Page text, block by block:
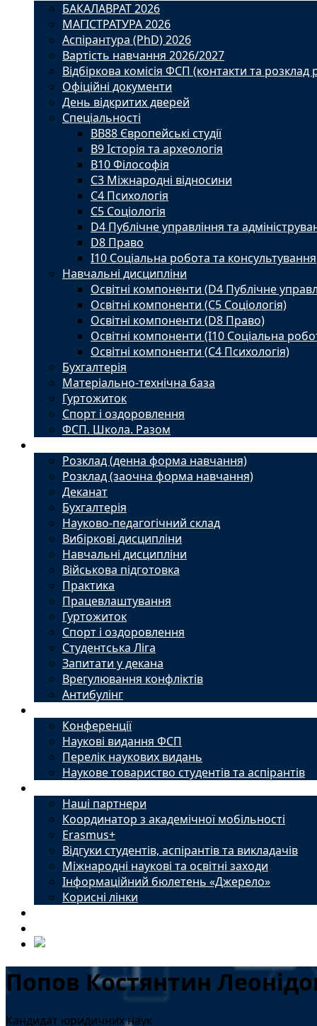
БАКАЛАВРАТ 2026
МАГІСТРАТУРА 2026
Аспірантура (PhD) 2026
Вартість навчання 2026/2027
Відбіркова комісія ФСП (контакти та розклад
Офіційні документи
День відкритих дверей
Спеціальності
BВ88 Європейські студії
B9 Історія та археологія
B10 Філософія
C3 Міжнародні відносини
C4 Психологія
С5 Соціологія
D4 Публічне управління та
D8 Право
I10 Соціальна робота та консультування
Навчальні дисципліни
Освітні компоненти (D4 Публічне
Освітні компоненти (С5 Соціологія)
Освітні компоненти (D8 Право)
Освітні компоненти (I10 Соціальна
Освітні компоненти (С4 Психологія)
Бухгалтерія
Матеріально-технічна база
Гуртожиток
Спорт і оздоровлення
ФСП. Школа. Разом
Розклад (денна форма навчання)
Розклад (заочна форма навчання)
Деканат
Бухгалтерія
Науково-педагогічний склад
Вибіркові дисципліни
Навчальні дисципліни
Військова підготовка
Практика
Працевлаштування
Гуртожиток
Спорт і оздоровлення
Студентська Ліга
Запитати у декана
Врегулювання конфліктів
Антибулінг
Конференції
Наукові видання ФСП
Перелік наукових видань
Наукове товариство студентів та аспірантів
Наші партнери
Координатор з академічної мобільності
Erasmus+
Відгуки студентів, аспірантів та викладачів
Міжнародні наукові та освітні заходи
Інформаційний бюлетень «Джерело»
Корисні лінки
Попов Костянтин
Кандидат юридичних наук